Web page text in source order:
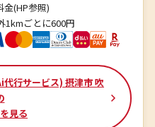
(HP参照)
1kmごとに600円
行サービス) 摂津市 吹
見る